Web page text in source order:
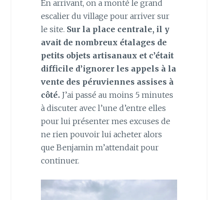
En arrivant, on a monté le grand
escalier du village pour arriver sur
le site. Sur la place centrale, il y
avait de nombreux étalages de
petits objets artisanaux et c’était
difficile d’ignorer les appels à la
vente des péruviennes assises à
côté.J’ai passé au moins 5 minutes
à discuter avec l’une d’entre elles
pour lui présenter mes excuses de
ne rien pouvoir lui acheter alors
que Benjamin m’attendait pour
continuer.